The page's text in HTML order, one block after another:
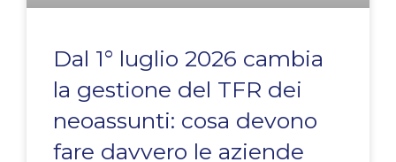
Dal 1° luglio 2026 cambia
la gestione del TFR dei
neoassunti: cosa devono
fare davvero le aziende